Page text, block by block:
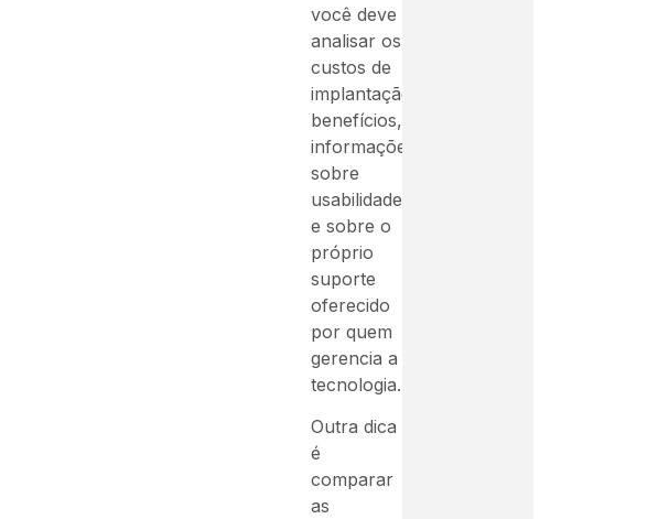
você deve
analisar os
custos de
implantação,
benefícios,
informações
sobre
usabilidade
e sobre o
próprio
suporte
oferecido
por quem
gerencia a
tecnologia.
Outra dica
é
comparar
as